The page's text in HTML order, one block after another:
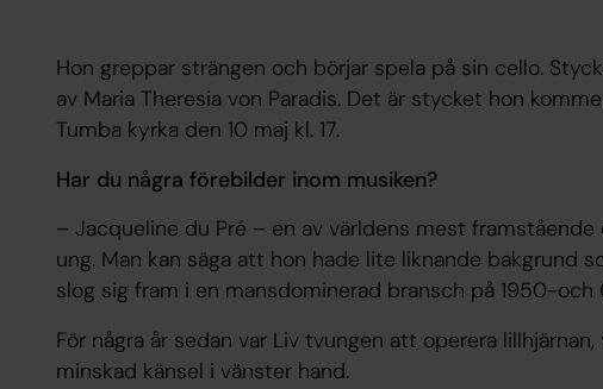
Hon greppar strängen och börjar spela på sin cello.
av Maria Theresia von Paradis. Det är stycket hon
Tumba kyrka den 10 maj kl. 17.
Har du några förebilder inom musiken?
– Jacqueline du Pré – en av världens mest framstående
ung. Man kan säga att hon hade lite liknande bakgrund
slog sig fram i en mansdominerad bransch på 1950-
För några år sedan var Liv tvungen att operera
minskad känsel i vänster hand.